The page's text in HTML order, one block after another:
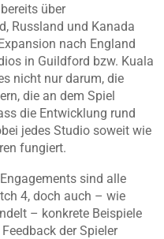
über
Russland und Kanada
nach England
in Guildford bzw. Kuala
nicht nur darum, die
die an dem Spiel
die Entwicklung rund
jedes Studio soweit wie
fungiert.
sind alle
4, doch auch – wie
– konkrete Beispiele
der Spieler